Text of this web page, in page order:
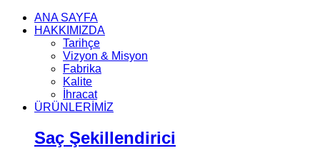
ANA SAYFA
HAKKIMIZDA
Tarihçe
Vizyon & Misyon
Fabrika
Kalite
İhracat
ÜRÜNLERİMİZ
Saç Şekillendirici